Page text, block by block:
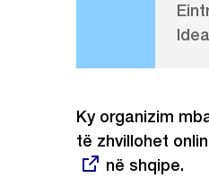
Ky organizim
të zhvillohet
në shqipe.